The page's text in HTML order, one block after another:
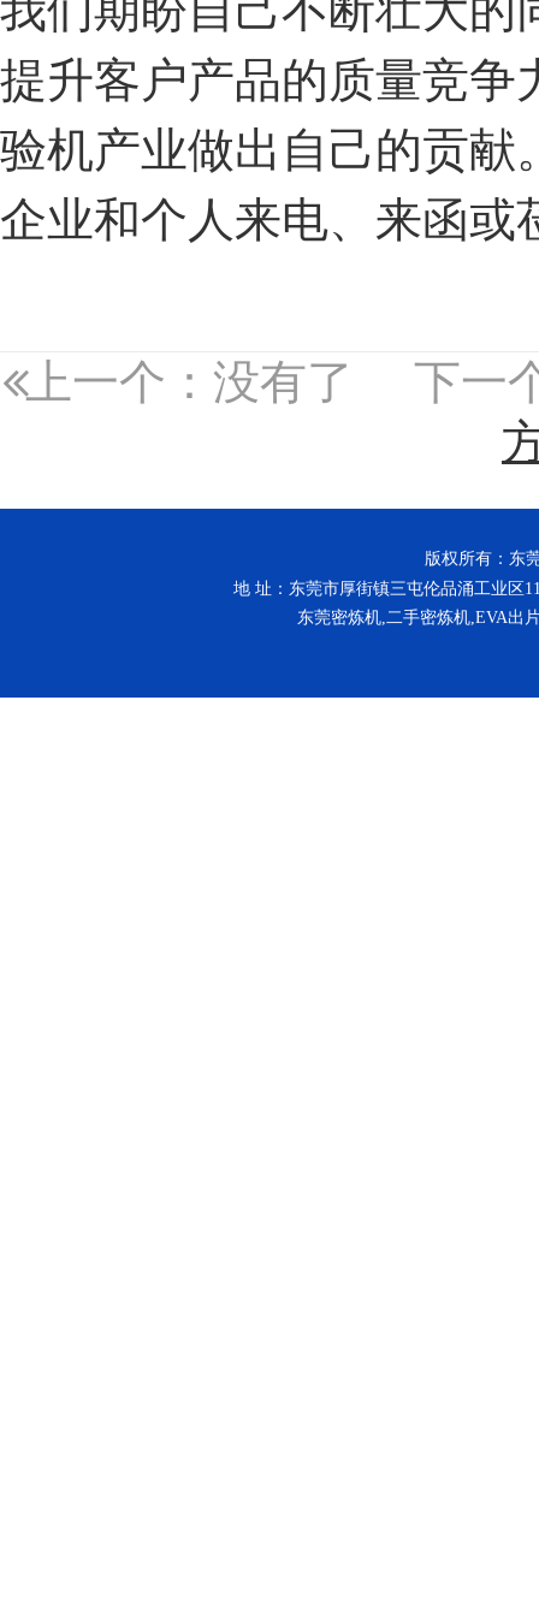
我们期盼自己不断壮大的
提升客户产品的质量竞争
验机产业做出自己的贡献
企业和个人来电、来函或
上一个：没有了
下一
版权所有：东
地 址：东莞市厚街镇三屯伦品涌工业区
东莞密炼机,二手密炼机,EVA出